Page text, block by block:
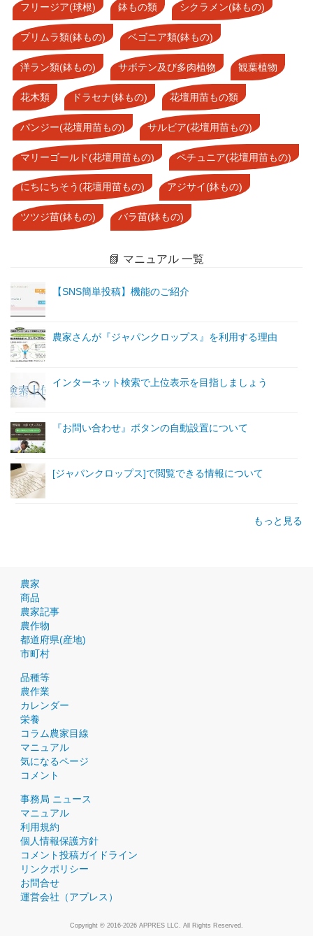
フリージア(球根) 鉢もの類 シクラメン(鉢もの)
プリムラ類(鉢もの) ベゴニア類(鉢もの)
洋ラン類(鉢もの) サボテン及び多肉植物 観葉植物
花木類 ドラセナ(鉢もの) 花壇用苗もの類
パンジー(花壇用苗もの) サルビア(花壇用苗もの)
マリーゴールド(花壇用苗もの) ペチュニア(花壇用苗もの)
にちにちそう(花壇用苗もの) アジサイ(鉢もの)
ツツジ苗(鉢もの) バラ苗(鉢もの)
📗 マニュアル 一覧
【SNS簡単投稿】機能のご紹介
農家さんが『ジャパンクロップス』を利用する理由
インターネット検索で上位表示を目指しましょう
『お問い合わせ』ボタンの自動設置について
[ジャパンクロップス]で閲覧できる情報について
もっと見る
農家
商品
農家記事
農作物
都道府県(産地)
市町村
品種等
農作業
カレンダー
栄養
コラム農家目線
マニュアル
気になるページ
コメント
事務局 ニュース
マニュアル
利用規約
個人情報保護方針
コメント投稿ガイドライン
リンクポリシー
お問合せ
運営会社（アプレス）
Copyright © 2016-2026 APPRES LLC. All Rights Reserved.